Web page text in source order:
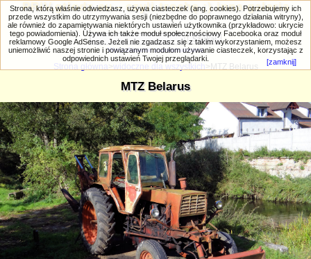
PRIV.gtlodz.eu - czyli trochę ;) inna galeria
Wyszukiwanie zaawansowane
Strona główna widoczne dla wszystkich >MTZ Belarus
MTZ Belarus
Strona, którą właśnie odwiedzasz, używa ciasteczek (ang. cookies). Potrzebujemy ich
przede wszystkim do utrzymywania sesji (niezbędne do poprawnego działania witryny),
ale również do zapamiętywania niektórych ustawień użytkownika (przykładowo: ukrycie
tego powiadomienia). Używa ich także moduł społecznościowy Facebooka oraz moduł
reklamowy Google AdSense. Jeżeli nie zgadzasz się z takim wykorzystaniem, możesz
uniemożliwić naszej stronie i powiązanym modułom używanie ciasteczek, korzystając z
odpowiednich ustawień Twojej przeglądarki.
[zamknij]